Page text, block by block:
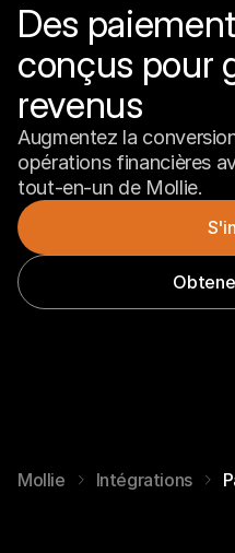
Des
conçus pour
revenus
Augmentez la
opérations financières
tout-en-un de Mollie.
Mollie Intégrations